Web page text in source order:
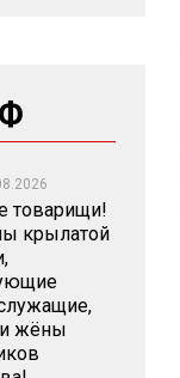
товарищи!
крылатой
жёны